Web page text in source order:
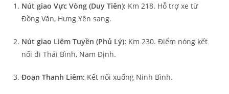
Nút giao Vực Vòng (Duy Tiên): Km 218. Hỗ trợ xe từ
Đồng Văn, Hưng Yên sang.
Nút giao Liêm Tuyền (Phủ Lý): Km 230. Điểm nóng kết
nối đi Thái Bình, Nam Định.
Đoạn Thanh Liêm: Kết nối xuống Ninh Bình.